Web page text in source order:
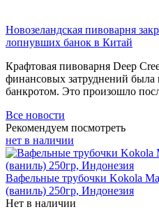
Новозеландская пивоварня
лопнувших банок в Китай
Крафтовая пивоварня Deep
финансовых затруднений была
банкротом. Это произошло
Все новости
Рекомендуем посмотреть
нет в наличии
Вафельные трубочки Kokola
(ваниль) 250гр, Индонезия
Нет в наличии